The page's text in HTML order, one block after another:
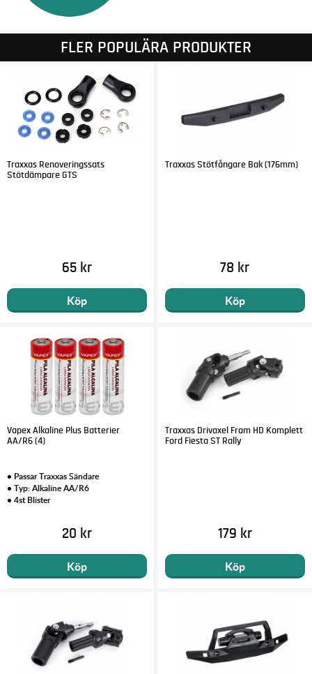
FLER POPULÄRA PRODUKTER
Traxxas Renoveringssats
Stötdämpare GTS
65 kr
Köp
Traxxas Stötfångare Bak (176mm)
78 kr
Köp
Vapex Alkaline Plus Batterier
AA/R6 (4)
• Passar Traxxas Sändare
• Typ: Alkaline AA/R6
• 4st Blister
20 kr
Köp
Traxxas Drivaxel Fram HD Komplett
Ford Fiesta ST Rally
179 kr
Köp